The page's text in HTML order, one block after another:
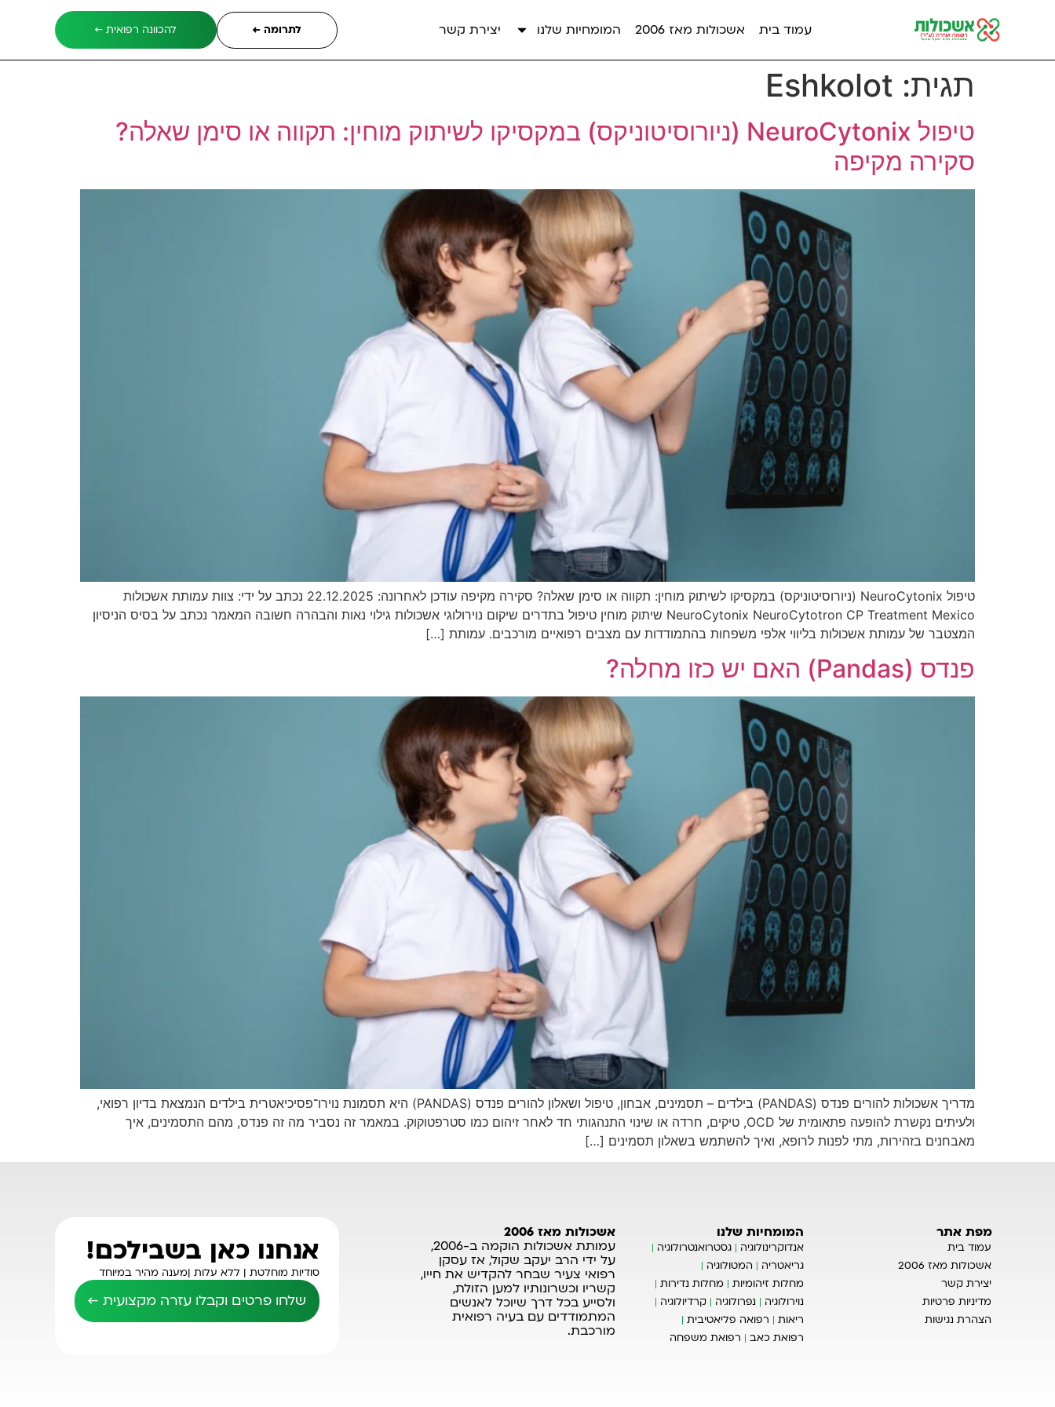
עמוד בית אשכולות מאז 2006 המומחיות שלנו יצירת קשר לתרומה ← להכוונה רפואית ←
תגית: Eshkolot
טיפול NeuroCytonix (ניורוסיטוניקס) במקסיקו לשיתוק מוחין: תקווה או סימן שאלה?
סקירה מקיפה
טיפול NeuroCytonix (ניורוסיטוניקס) במקסיקו לשיתוק מוחין: תקווה או סימן שאלה? סקירה מקיפה עודכן לאחרונה: 22.12.2025 נכתב על ידי: צוות עמותת אשכולות
NeuroCytonix NeuroCytotron CP Treatment Mexico שיתוק מוחין טיפול בתדרים שיקום נוירולוגי אשכולות גילוי נאות והבהרה חשובה המאמר נכתב על בסיס הניסיון
המצטבר של עמותת אשכולות בליווי אלפי משפחות בהתמודדות עם מצבים רפואיים מורכבים. עמותת […]
פנדס (Pandas) האם יש כזו מחלה?
מדריך אשכולות להורים פנדס (PANDAS) בילדים – תסמינים, אבחון, טיפול ושאלון להורים פנדס (PANDAS) היא תסמונת נוירו־פסיכיאטרית בילדים הנמצאת בדיון רפואי,
ולעיתים נקשרת להופעה פתאומית של OCD, טיקים, חרדה או שינוי התנהגותי חד לאחר זיהום כמו סטרפטוקוק. במאמר זה נסביר מה זה פנדס, מהם התסמינים, איך
מאבחנים בזהירות, מתי לפנות לרופא, ואיך להשתמש בשאלון תסמינים […]
מפת אתר
עמוד בית
אשכולות מאז 2006
יצירת קשר
מדיניות פרטיות
הצהרת נגישות
המומחיות שלנו
אנדוקרינולוגיה
גסטרואנטרולוגיה
גריאטריה
המטולוגיה
מחלות זיהומיות
מחלות נדירות
נוירולוגיה
נפרולוגיה
קרדיולוגיה
ריאות
רפואה פליאטיבית
רפואת כאב
רפואת משפחה
אשכולות מאז 2006
עמותת אשכולות הוקמה ב-2006,
על ידי הרב יעקב שקול, אז עסקן
רפואי צעיר שבחר להקדיש את חייו,
קשריו וכשרונותיו למען הזולת,
ולסייע בכל דרך שיוכל לאנשים
המתמודדים עם בעיה רפואית
מורכבת.
אנחנו כאן בשבילכם!
סודיות מוחלטת | ללא עלות |מענה מהיר במיוחד
שלחו פרטים וקבלו עזרה מקצועית ←